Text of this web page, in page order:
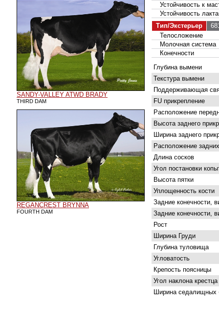
SANDY-VALLEY ATWD BRADY
THIRD DAM
REGANCREST BRYNNA
FOURTH DAM
Устойчивость к
Устойчивость
Тип/Экстерьер
Телосложение
Молочная система
Конечности
Глубина вымени
Текстура вымени
Поддерживающая
FU прикрепление
Расположение
Высота заднего
Ширина заднего
Расположение
Длина сосков
Угол постановки
Высота пятки
Уплощенность кости
Задние конечности,
Задние конечности,
Рост
Ширина Груди
Глубина туловища
Угловатость
Крепость поясницы
Угол наклона крестца
Ширина седалищных